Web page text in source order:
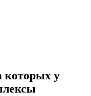
которых у